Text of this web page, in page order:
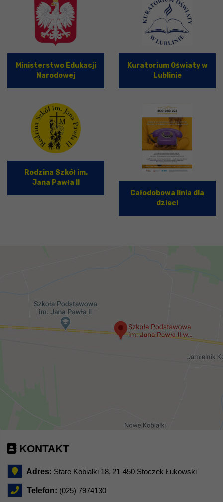
Ministerstwo Edukacji
Narodowej
Kuratorium Oświaty w
Lublinie
Rodzina Szkół im.
Jana Pawła II
Całodobowa linia dla
dzieci
KONTAKT
Adres: Stare Kobiałki 18, 21-450 Stoczek Łukowski
Telefon: (025) 7974130